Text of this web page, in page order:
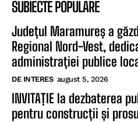
SUBIECTE POPULARE
Județul Maramureș a
Regional Nord-Vest,
administrației publice
DE INTERES august 5, 2026
INVITAȚIE la dezbaterea
pentru construcții și